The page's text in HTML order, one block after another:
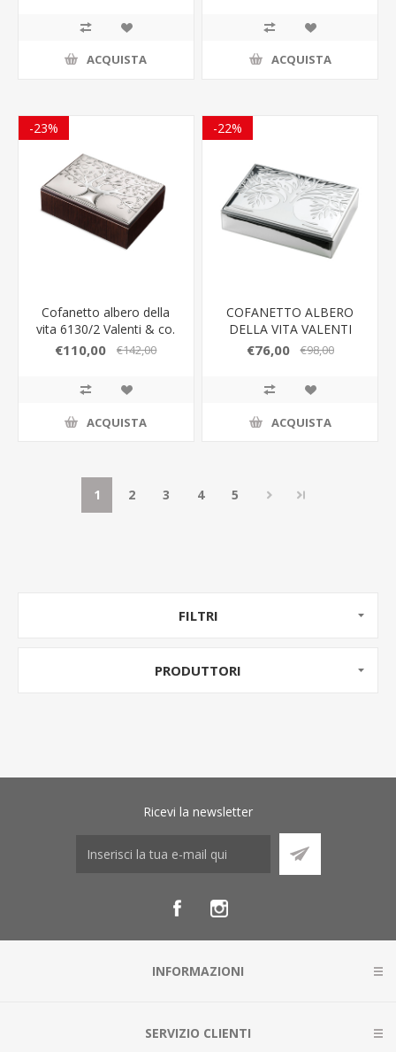
ACQUISTA ACQUISTA
-23%
Cofanetto albero della
vita 6130/2 Valenti & co.
€110,00 €142,00
ACQUISTA
-22%
COFANETTO ALBERO
DELLA VITA VALENTI
18X13
€76,00 €98,00
ACQUISTA
1 2 3 4 5
FILTRI
PRODUTTORI
Ricevi la newsletter
INFORMAZIONI
SERVIZIO CLIENTI